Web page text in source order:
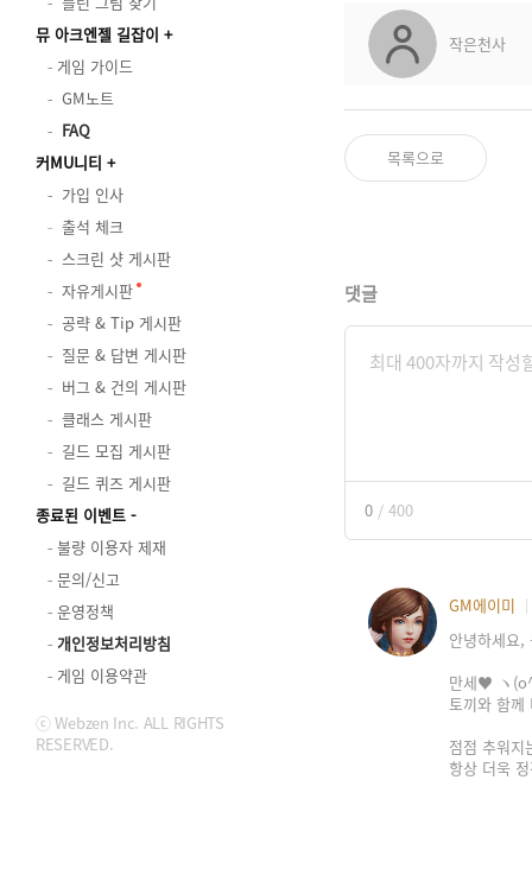
뮤 아크엔젤 길잡이
게임 가이드
GM노트
FAQ
커MU니티
가입 인사
출석 체크
스크린 샷 게시판
자유게시판
공략 & Tip 게시판
질문 & 답변 게시판
버그 & 건의 게시판
클래스 게시판
길드 모집 게시판
길드 퀴즈 게시판
종료된 이벤트
불량 이용자 제재
문의/신고
운영정책
개인정보처리방침
게임 이용약관
ⓒ Webzen Inc. ALL RIGHTS
RESERVED.
작은천사
목록으로
댓글
0 / 400
GM에이미
안녕하세요,
만세♥ ヽ
토끼와 함께
점점 추워지
항상 더욱